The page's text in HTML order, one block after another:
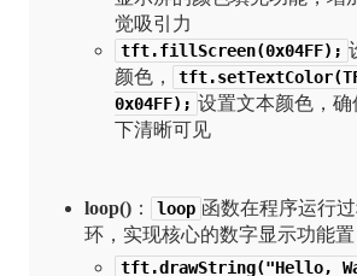
觉吸引力
tft.fillScreen(0x04FF);
颜色，
0x04FF); 设置文本颜色，
下清晰可见
loop()： loop 函数在程序运行
环，实现核心的数字显示功能置
tft.drawString("Hello,